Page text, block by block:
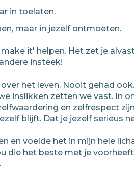
in toelaten.
maar in jezelf ontmoeten.
it' helpen. Het zet je
insteek!
het leven. Nooit gehad
inslikken zetten we vast. In
en zelfrespect
blijft. Dat je jezelf serieus
en voelde het in mijn hele
die het beste met je